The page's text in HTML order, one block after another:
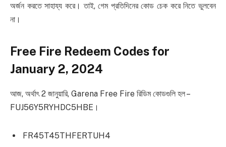
অর্জন করতে সাহায্য করে। তাই, গেম প্রতিদিনের কোড চেক করে নিতে ভুলবেন
না।
Free Fire Redeem Codes for
January 2, 2024
আজ, অর্থাৎ 2 জানুয়ারি, Garena Free Fire রিডিম কোডগুলি হল –
FUJ56Y5RYHDC5HBE।
FR45T45THFERTUH4